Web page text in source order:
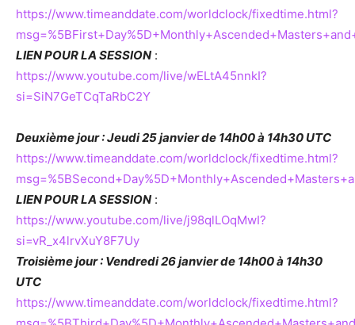
https://www.timeanddate.com/worldclock/fixedtime.html?
LIEN POUR LA SESSION :
https://www.youtube.com/live/wELtA45nnkI?
si=SiN7GeTCqTaRbC2Y
Deuxième jour : Jeudi 25 janvier de 14h00 à 14h30 UTC
https://www.timeanddate.com/worldclock/fixedtime.html?
LIEN POUR LA SESSION :
https://www.youtube.com/live/j98qlLOqMwI?
si=vR_x4lrvXuY8F7Uy
Troisième jour : Vendredi 26 janvier de 14h00 à 14h30
UTC
https://www.timeanddate.com/worldclock/fixedtime.html?